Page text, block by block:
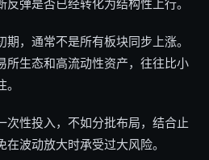
弹是否已经转化为结构性上行。
期，通常不是所有板块同步上涨。
所生态和高流动性资产，往往比小
次性投入，不如分批布局，结合止
波动放大时承受过大风险。